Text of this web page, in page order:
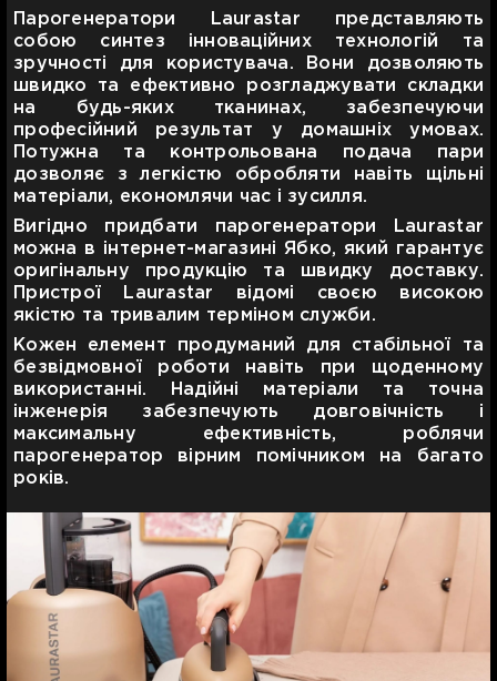
Парогенератори Laurastar представляють
собою синтез інноваційних технологій та
зручності для користувача. Вони дозволяють
швидко та ефективно розгладжувати складки
на будь-яких тканинах, забезпечуючи
професійний результат у домашніх умовах.
Потужна та контрольована подача пари
дозволяє з легкістю обробляти навіть щільні
матеріали, економлячи час і зусилля.
Вигідно придбати парогенератори Laurastar
можна в інтернет-магазині Ябко, який гарантує
оригінальну продукцію та швидку доставку.
Пристрої Laurastar відомі своєю високою
якістю та тривалим терміном служби.
Кожен елемент продуманий для стабільної та
безвідмовної роботи навіть при щоденному
використанні. Надійні матеріали та точна
інженерія забезпечують довговічність і
максимальну ефективність, роблячи
парогенератор вірним помічником на багато
років.